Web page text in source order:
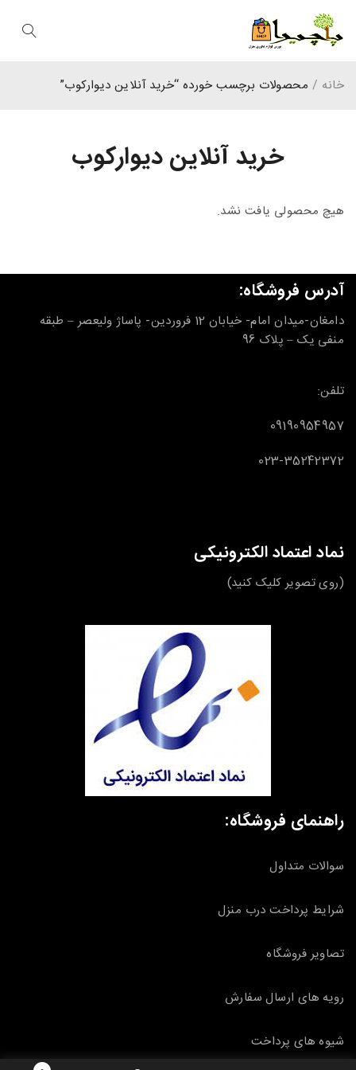
خرید آنلاین دیوارکوب
خانه / محصولات برچسب خورده “خرید آنلاین دیوارکوب”
هیچ محصولی یافت نشد.
آدرس فروشگاه:
دامغان-میدان امام- خیابان 12 فروردین- پاساژ ولیعصر – طبقه
منفی یک – پلاک 96
تلفن:
09190954957
023-35242372
نماد اعتماد الکترونیکی
(روی تصویر کلیک کنید)
راهنمای فروشگاه:
سوالات متداول
شرایط پرداخت درب منزل
تصاویر فروشگاه
رویه های ارسال سفارش
شیوه های پرداخت